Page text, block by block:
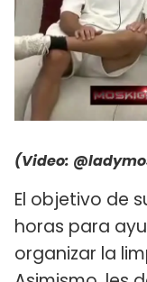
(Video:
El objetivo de
horas para
organizar la